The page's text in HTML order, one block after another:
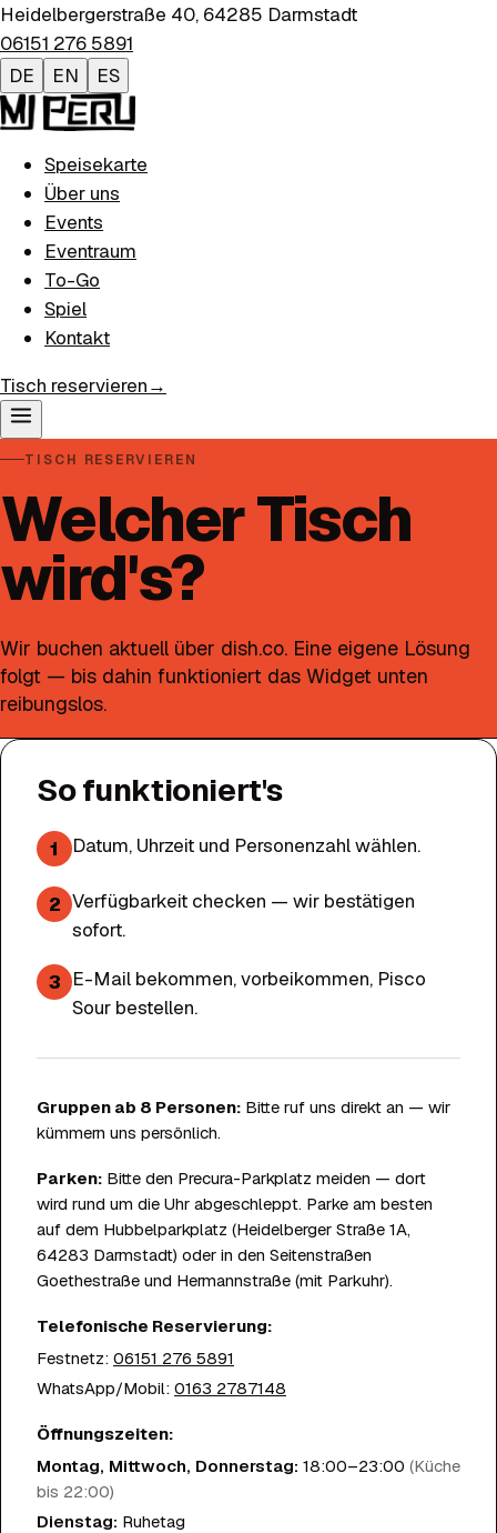
Heidelbergerstraße 40, 64285 Darmstadt
06151 276 5891
DE
EN ES
Speisekarte
Über uns
Events
Eventraum
To-Go
Spiel
Kontakt
Tisch reservieren→
TISCH RESERVIEREN
Welcher Tisch
wird's?
Wir buchen aktuell über dish.co. Eine eigene Lösung
folgt — bis dahin funktioniert das Widget unten
reibungslos.
So funktioniert's
1 Datum, Uhrzeit und Personenzahl wählen.
2 Verfügbarkeit checken — wir bestätigen
sofort.
3 E-Mail bekommen, vorbeikommen, Pisco
Sour bestellen.
Gruppen ab 8 Personen: Bitte ruf uns direkt an — wir
kümmern uns persönlich.
Parken: Bitte den Precura-Parkplatz meiden — dort
wird rund um die Uhr abgeschleppt. Parke am besten
auf dem Hubbelparkplatz (Heidelberger Straße 1A,
64283 Darmstadt) oder in den Seitenstraßen
Goethestraße und Hermannstraße (mit Parkuhr).
Telefonische Reservierung:
Festnetz: 06151 276 5891
WhatsApp/Mobil: 0163 2787148
Öffnungszeiten:
Montag, Mittwoch, Donnerstag: 18:00–23:00 (Küche
bis 22:00)
Dienstag: Ruhetag